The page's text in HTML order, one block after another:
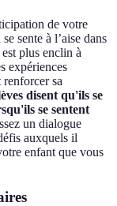
de votre
sente à l’aise dans
plus enclin à
expériences
sa
disent qu'ils se
se sentent
un dialogue
auxquels il
enfant que vous